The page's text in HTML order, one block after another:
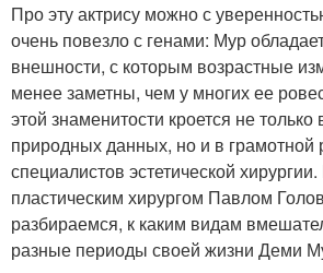
Про эту актрису можно с
очень повезло с генами: Мур
внешности, с которым возрастные
менее заметны, чем у многих ее
этой знаменитости кроется не
природных данных, но и в грамотной
специалистов эстетической
пластическим хирургом Павлом
разбираемся, к каким видам
разные периоды своей жизни Деми